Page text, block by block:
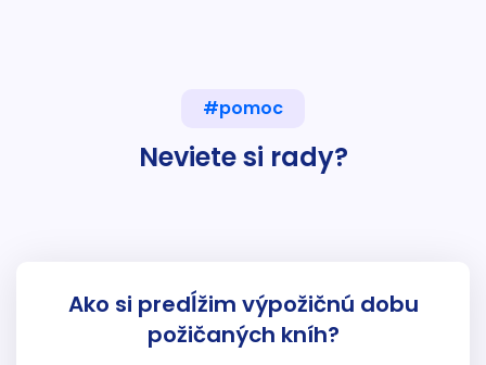
#pomoc
Neviete si rady?
Ako si predĺžim výpožičnú dobu
požičaných kníh?